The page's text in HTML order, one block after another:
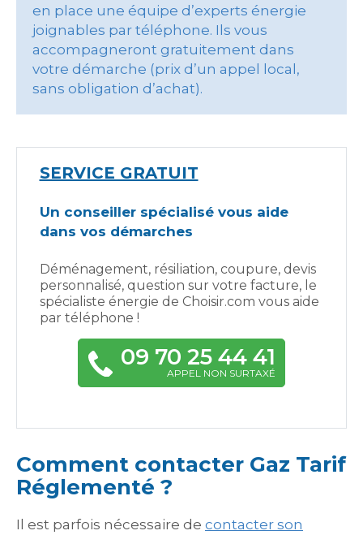
en place une équipe d’experts énergie
joignables par téléphone. Ils vous
accompagneront gratuitement dans
votre démarche (prix d’un appel local,
sans obligation d’achat).
SERVICE GRATUIT
Un conseiller spécialisé vous aide
dans vos démarches
Déménagement, résiliation, coupure, devis
personnalisé, question sur votre facture, le
spécialiste énergie de Choisir.com vous aide
par téléphone !
09 70 25 44 41
APPEL NON SURTAXÉ
Comment contacter Gaz Tarif
Réglementé ?
Il est parfois nécessaire de contacter son